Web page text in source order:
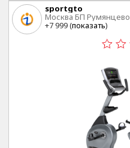
sportgto
Москва БП Румянцево
+7 999 (показать)